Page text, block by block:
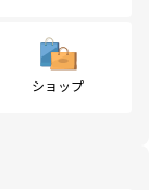
ショップ